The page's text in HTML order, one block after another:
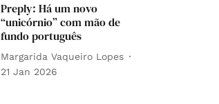
Preply: Há um novo
“unicórnio” com mão de
fundo português
Margarida Vaqueiro Lopes
21 Jan 2026